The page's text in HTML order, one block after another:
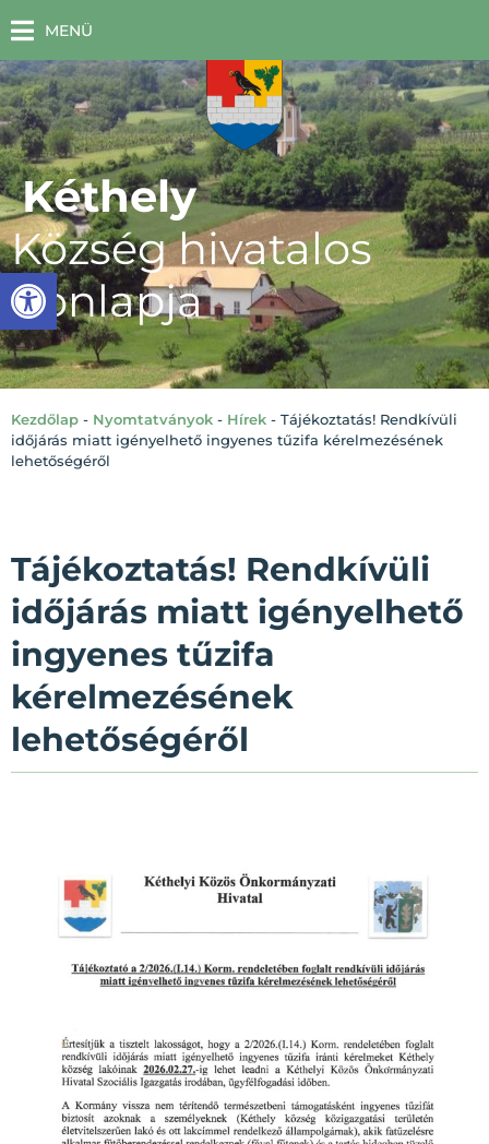
Eszköztár megnyitása
MENÜ
Kéthely
Község hivatalos
honlapja
Kezdőlap - Nyomtatványok - Hírek - Tájékoztatás! Rendkívüli
időjárás miatt igényelhető ingyenes tűzifa kérelmezésének
lehetőségéről
Tájékoztatás! Rendkívüli
időjárás miatt igényelhető
ingyenes tűzifa
kérelmezésének
lehetőségéről